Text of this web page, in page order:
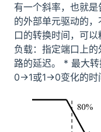
有一个斜率，也就
的外部单元驱动的
口的转换时间，可
负载：指定端口上
路的延迟。 * 最大
0->1或1->0变化的时